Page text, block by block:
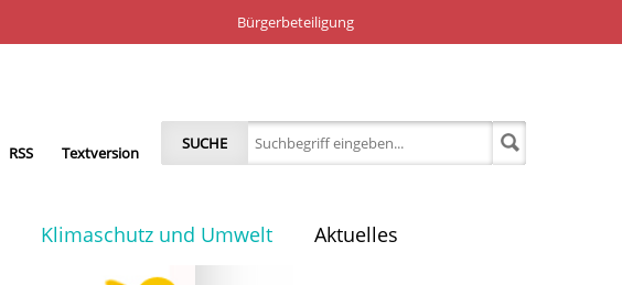
Bürgerbeteiligung
RSS Textversion SUCHE
Klimaschutz und Umwelt Aktuelles